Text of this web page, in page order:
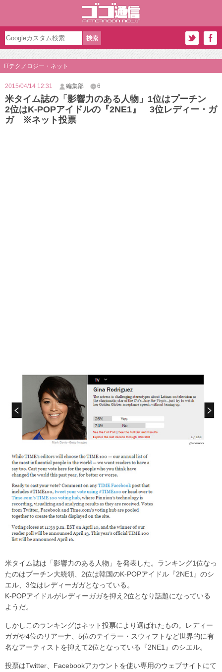
ITテクノロジー・ネット
2015/04/14 12:31 編集部 6
米タイム誌の「影響力のある人物」1位はプーチン
2位はK-POPアイドルの『2NE1』 3位レディー・ガ
ガ ※ネット投票
米タイム誌は「影響力のある人物」を発表した。ランキング1位なっ
たのはプーチン大統領、2位は韓国のK-POPアイドル『2NE1』のシ
エル、3位はレディーガガとなっている。
K-POPアイドルがレディーガガを抑え2位となり話題になっている
ようだ。
しかしこのランキングはネット投票により選ばれたもの。レディー
ガガや4位のリアーナ、5位のテイラー・スウィフトなど世界的に有
名なアーティストを抑えて2位となっている『2NE1』のシエル。
投票はTwitter、Facebookアカウントを使い専用のウェブサイトにて